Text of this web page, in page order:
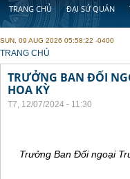
TRANG CHỦ ĐẠI SỨ QUÁN
SUN, 09 AUG 2026 05:58:22 -0400
YOU ARE HERE
TRANG CHỦ
TRƯỞNG BAN ĐỐI
HOA KỲ
T7, 12/07/2024 - 11:30
Trưởng Ban Đối ngoại